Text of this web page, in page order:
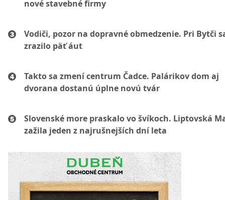
nové stavebné firmy
Vodiči, pozor na dopravné obmedzenie. Pri Bytči
zrazilo päť áut
Takto sa zmení centrum Čadce. Palárikov dom aj
dvorana dostanú úplne novú tvár
Slovenské more praskalo vo švíkoch. Liptovská
zažila jeden z najrušnejších dní leta